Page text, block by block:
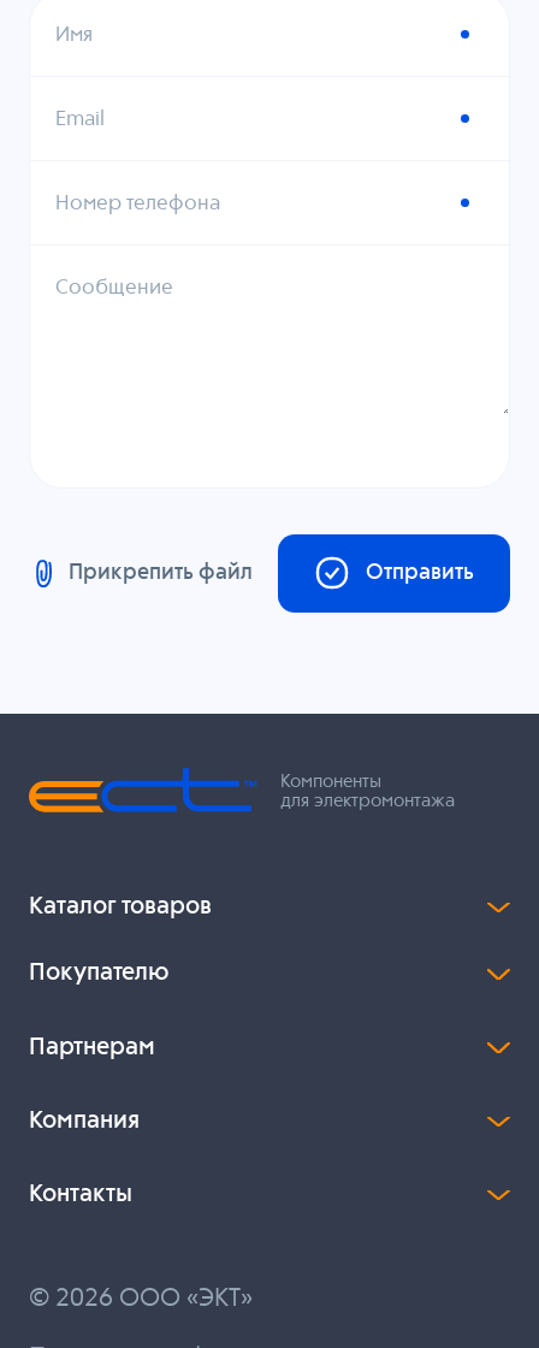
Имя
Email
Номер телефона
Сообщение
Прикрепить файл Отправить
Компоненты
для электромонтажа
Каталог товаров
Покупателю
Партнерам
Компания
Контакты
© 2026 ООО «ЭКТ»